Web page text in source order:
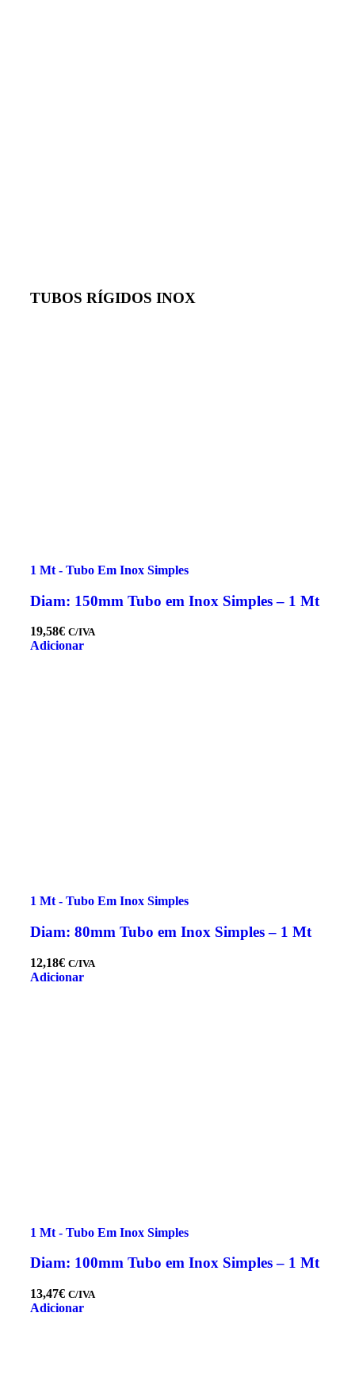
TUBOS RÍGIDOS INOX
1 Mt - Tubo Em Inox Simples
Diam: 150mm Tubo em Inox Simples – 1 Mt
19,58€ C/IVA
Adicionar
1 Mt - Tubo Em Inox Simples
Diam: 80mm Tubo em Inox Simples – 1 Mt
12,18€ C/IVA
Adicionar
1 Mt - Tubo Em Inox Simples
Diam: 100mm Tubo em Inox Simples – 1 Mt
13,47€ C/IVA
Adicionar